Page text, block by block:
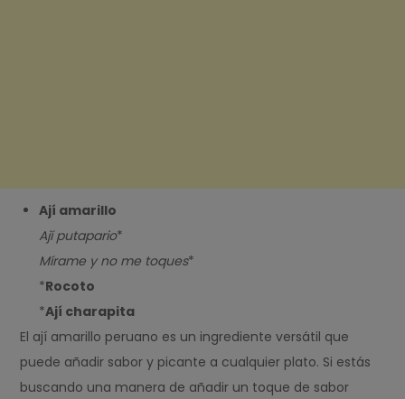
Ají amarillo
Ají putapario*
Mírame y no me toques*
*Rocoto
*Ají charapita
El ají amarillo peruano es un ingrediente versátil que
puede añadir sabor y picante a cualquier plato. Si estás
buscando una manera de añadir un toque de sabor